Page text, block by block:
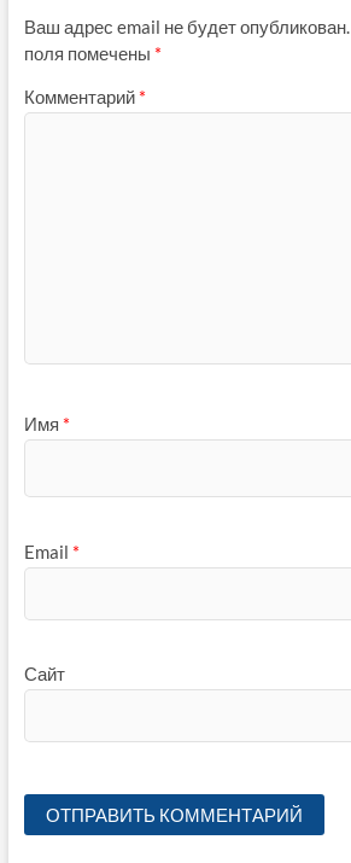
Ваш адрес email не будет опубликован.
поля помечены *
Комментарий *
Имя *
Email *
Сайт